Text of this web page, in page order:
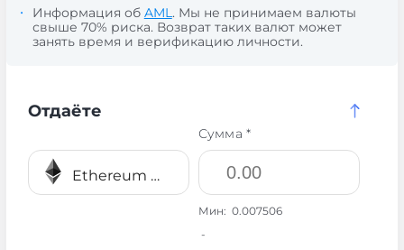
Информация об AML. Мы не принимаем валюты
свыше 70% риска. Возврат таких валют может
занять время и верификацию личности.
Отдаёте
Ethereum ERC20 ETH
Сумма *
Мин: 0.007506
-